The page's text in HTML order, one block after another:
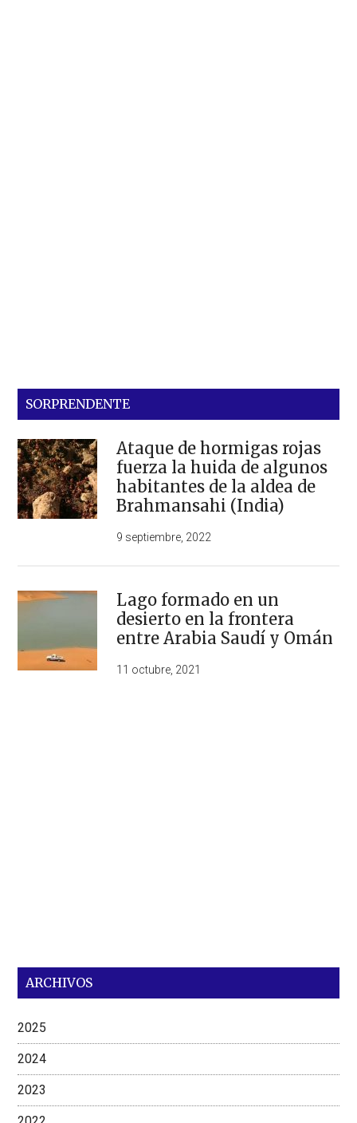
SORPRENDENTE
Ataque de hormigas rojas
fuerza la huida de algunos
habitantes de la aldea de
Brahmansahi (India)
9 septiembre, 2022
Lago formado en un
desierto en la frontera
entre Arabia Saudí y Omán
11 octubre, 2021
ARCHIVOS
2025
2024
2023